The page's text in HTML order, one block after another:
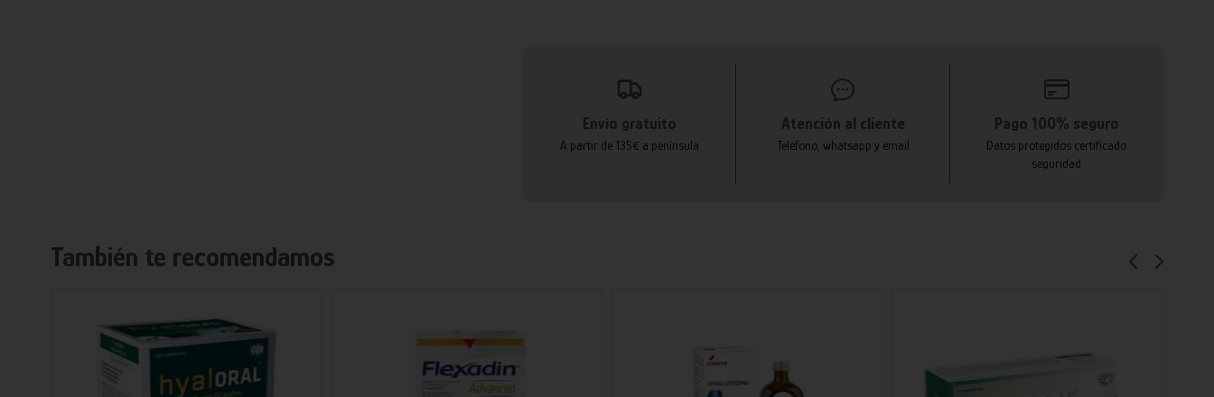
Envío gratuito
A partir de 135€ a península
Atención al cliente
Teléfono, whatsapp y email
Pago 100% seguro
Datos protegidos certificado
seguridad
También te recomendamos